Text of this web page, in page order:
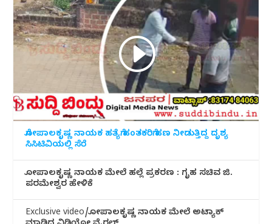
ಗೋಪಾಲಕೃಷ್ಣ ನಾಯಕ ಹತ್ಯೆಗೆ ಹಂತಕರಿಗೆ ಹಣ ನೀಡುತ್ತಿದ್ದ ದೃಶ್ಯ
ಸಿಸಿಟಿವಿಯಲ್ಲಿ ಸೆರೆ
ಗೋಪಾಲಕೃಷ್ಣ ನಾಯಕ ಮೇಲೆ ಹಲ್ಲೆ ಪ್ರಕರಣ : ಗೃಹ ಸಚಿವ ಜಿ.
ಪರಮೇಶ್ವರ ಹೇಳಿಕೆ
Exclusive video/ಗೋಪಾಲಕೃಷ್ಣ ನಾಯಕ ಮೇಲೆ ಅಟ್ಯಾಕ್